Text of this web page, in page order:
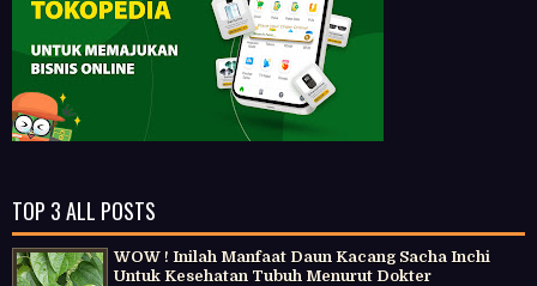
TOP 3 ALL POSTS
WOW ! Inilah Manfaat Daun Kacang Sacha Inchi
Untuk Kesehatan Tubuh Menurut Dokter